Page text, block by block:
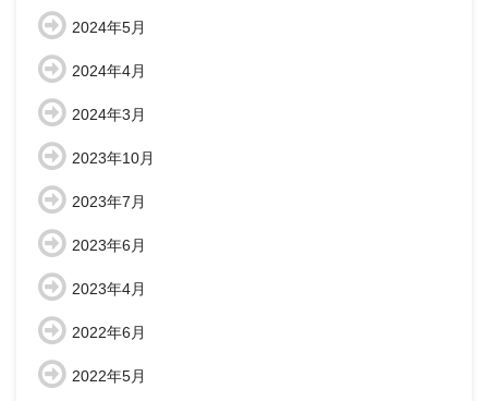
2024年5月
2024年4月
2024年3月
2023年10月
2023年7月
2023年6月
2023年4月
2022年6月
2022年5月